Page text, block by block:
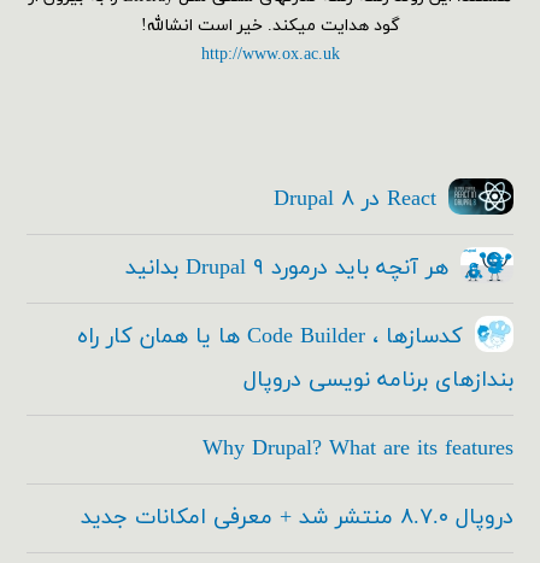
گود هدایت میکند. خیر است انشالله!
http://www.ox.ac.uk
React در Drupal ۸
هر آنچه باید درمورد Drupal ۹ بدانید
کدسازها ، Code Builder ها یا همان کار راه
بندازهای برنامه نویسی دروپال
Why Drupal? What are its features
دروپال ۸.۷.۰ منتشر شد + معرفی امکانات جدید